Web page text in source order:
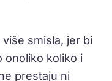
smisla, jer bi
onoliko koliko i
prestaju ni